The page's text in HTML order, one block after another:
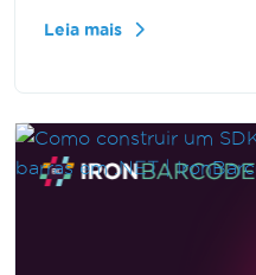
aprimorar suas
de códigos de barras.
Leia mais